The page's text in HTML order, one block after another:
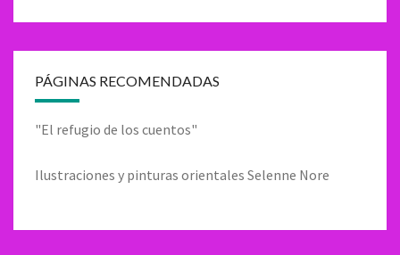
PÁGINAS RECOMENDADAS
"El refugio de los cuentos"
Ilustraciones y pinturas orientales Selenne Nore